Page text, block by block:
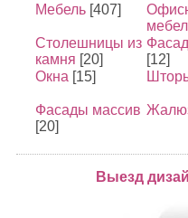
Мебель [407]
Столешницы из
камня [20]
[12]
Окна [15]
Фасады массив
[20]
Выезд